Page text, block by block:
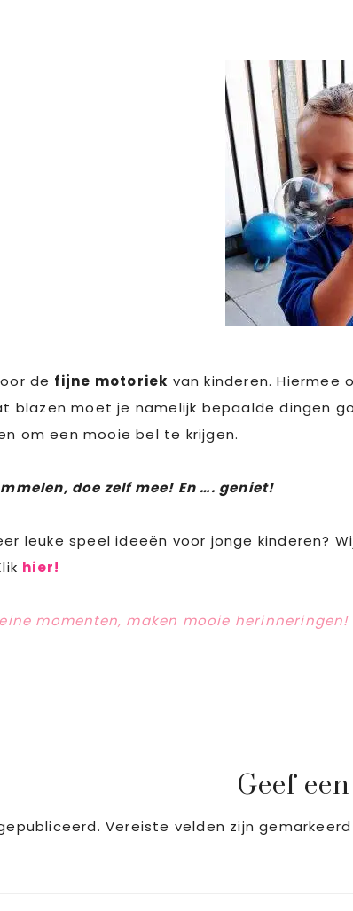
de fijne motoriek van kinderen. Hiermee
blazen moet je namelijk bepaalde dingen
om een mooie bel te krijgen.
doe zelf mee! En …. geniet!
leuke speel ideeën voor jonge kinderen?
hier!
momenten, maken mooie herinneringen!
Geef
Vereiste velden zijn